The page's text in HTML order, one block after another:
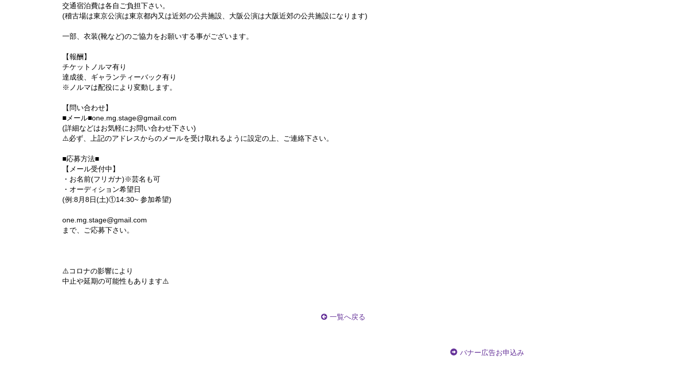
交通宿泊費は各自ご負担下さい。
(稽古場は東京公演は東京都内又は近郊の公共施設、大阪公演は大阪近郊の公共施設になります)
一部、衣装(靴など)のご協力をお願いする事がございます。
【報酬】
チケットノルマ有り
達成後、ギャランティーバック有り
※ノルマは配役により変動します。
【問い合わせ】
■メール■one.mg.stage@gmail.com
(詳細などはお気軽にお問い合わせ下さい)
⚠️必ず、上記のアドレスからのメールを受け取れるように設定の上、ご連絡下さい。
■応募方法■
【メール受付中】
・お名前(フリガナ)※芸名も可
・オーディション希望日
(例:8月8日(土)①14:30~ 参加希望)
one.mg.stage@gmail.com
まで、ご応募下さい。
‪⚠️コロナの影響により
中止や延期の可能性もあります⚠️‬
一覧へ戻る
バナー広告お申込み